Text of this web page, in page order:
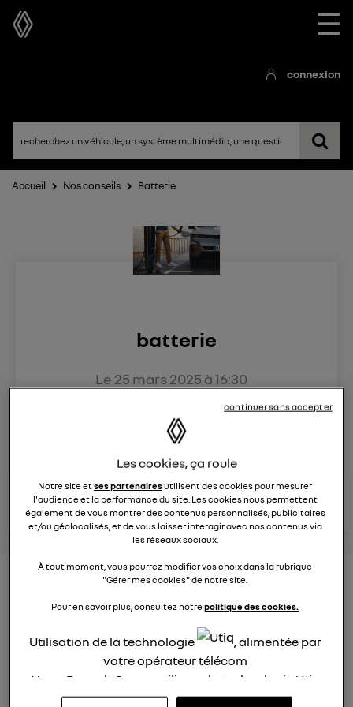
☰
connexion
Accueil Nos conseils Batterie
batterie
Le 25 mars 2025 à 16:30
posez une question
conseils Renault
consultez les
conseils
similaires
voir tous les
conseils
Aides aux frais installation d'une
borne de recharge
Le25 janvier 2022à17:24
Existe t-il des aides pour faire installer une borne de
recharge à domicile ?
Les cookies, ça roule
Notre site etses partenairesutilisent des cookies pour mesurer
l'audience et la performance du site. Les cookies nous permettent
également de vous montrer des contenus personnalisés, publicitaires
et/ou géolocalisés, et de vous laisser interagir avec nos contenus via
les réseaux sociaux.
À tout moment, vous pourrez modifier vos choix dans la rubrique
"Gérer mes cookies" de notre site.
Pour en savoir plus, consultez notrepolitique des cookies.
Utilisation de la technologie
, alimentée par
votre opérateur télécom
Nous, Renault Group, utilisons la technologie Utiq
pour nos activités digitales (telles que décrites
continuer sans accepter